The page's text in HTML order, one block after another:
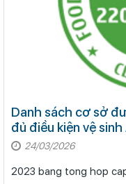
Danh sách cơ sở
đủ điều kiện vệ
24/03/2026